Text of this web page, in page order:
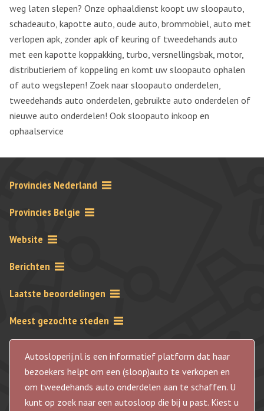
weg laten slepen? Onze ophaaldienst koopt uw sloopauto,
schadeauto, kapotte auto, oude auto, brommobiel, auto met
verlopen apk, zonder apk of keuring of tweedehands auto
met een kapotte koppakking, turbo, versnellingsbak, motor,
distributieriem of koppeling en komt uw sloopauto ophalen
of auto wegslepen! Zoek naar sloopauto onderdelen,
tweedehands auto onderdelen, gebruikte auto onderdelen of
nieuwe auto onderdelen! Ook sloopauto inkoop en
ophaalservice
Provincies Nederland
Provincies Belgie
Website
Berichten
Laatste beoordelingen
Meest gezochte steden
Autosloperij.nl is een informatief platform dat haar
bezoekers helpt om een (sloop)auto te verkopen en
om tweedehands auto onderdelen aan te schaffen. U
kunt op zoek naar een autosloop die bij u past. Kiest u